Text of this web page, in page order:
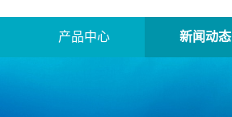
产品中心 新闻动态